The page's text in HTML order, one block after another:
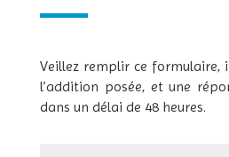
Veillez remplir ce formulaire,
l’addition posée, et une
dans un délai de 48 heures.